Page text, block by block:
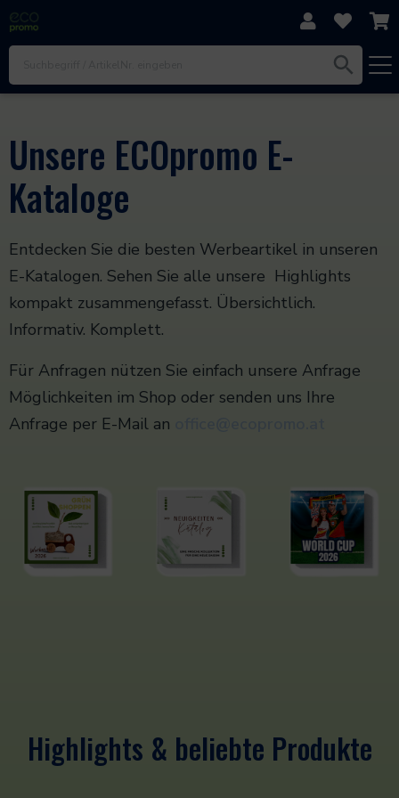
Zum Footer
Unsere ECOpromo E-
Kataloge
Entdecken Sie die besten Werbeartikel in unseren
E-Katalogen. Sehen Sie alle unsere Highlights
kompakt zusammengefasst. Übersichtlich.
Informativ. Komplett.
Für Anfragen nützen Sie einfach unsere Anfrage
Möglichkeiten im Shop oder senden uns Ihre
Anfrage per E-Mail an
Highlights & beliebte Produkte